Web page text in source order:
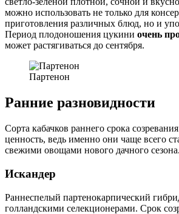
можно использовать не только для
приготовления различных блюд, но и
Период плодоношения цукини очень
может растягиваться до сентября.
Партенон
Ранние разновидности
Сорта кабачков раннего срока
ценность, ведь именно они чаще всего
свежими овощами нового дачного сезона.
Искандер
Раннеспелый партенокарпический
голландскими селекционерами. Срок